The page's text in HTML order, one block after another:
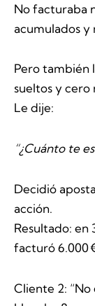
No facturaba
acumulados y
Pero también
sueltos y cero
Le dije:
“¿Cuánto te
Decidió
acción.
Resultado: en
facturó 6.000
Cliente 2: “No